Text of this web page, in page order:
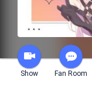
Show Fan Room